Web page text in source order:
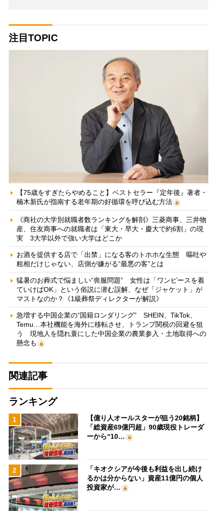
注目TOPIC
【75歳をすぎたらやめること】ベストセラー『定年後』著者・
楠木新氏が指南する老年期の好循環を呼び込む方法
《商社の大学別就職者数ランキングを解剖》三菱商事、三井物
産、住友商事への就職者は「東大・早大・慶大で約6割」の現
実 3大学以外で強い大学はどこか
お酒を提供する店で「出禁」になる客のトホホな生態 嘔吐や
粗相だけじゃない、店側が嫌がる“最悪の客”とは
猛暑のお葬式で悩ましい“喪服問題” 女性は「ワンピースを着
ていけばOK」という俗説に潜む誤解、なぜ「ジャケット」が
マストなのか？《1級葬祭ディレクターが解説》
急増する中国企業の“国籍ロンダリング” SHEIN、TikTok、
Temu…本社機能を海外に移転させ、トランプ関税の回避を狙
う 現地人を隠れ蓑にした中国企業の農業参入・土地取得への
懸念も
関連記事
ランキング
1
【億り人オールスターが狙う20銘柄】
「総資産69億円超」90歳現役トレーダ
ーから“10…
2
「キオクシアが今後も利益を出し続け
るかは分からない」資産11億円の個人
投資家が…